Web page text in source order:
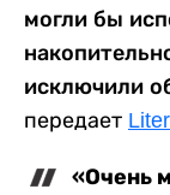
могли бы
исключили
передает
«Очень